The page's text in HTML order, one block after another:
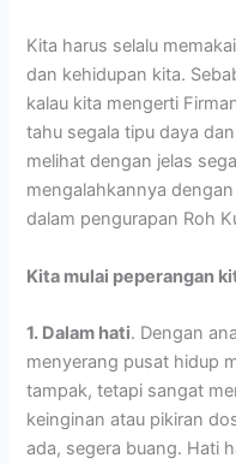
Kita harus selalu
dan kehidupan kita.
kalau kita mengerti
tahu segala tipu daya
melihat dengan jelas
mengalahkannya
dalam pengurapan Roh
Kita mulai peperangan
1. Dalam hati. Dengan
menyerang pusat hidup
tampak, tetapi sangat
keinginan atau pikiran
ada, segera buang. Hati